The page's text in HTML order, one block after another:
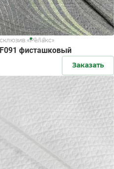
«Релакс»
фисташковый
Заказать